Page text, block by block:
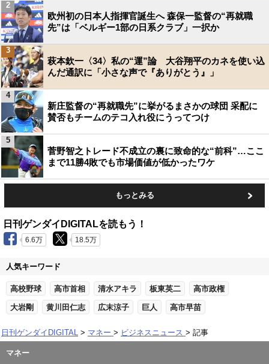
欧州初の日本人指揮官誕生へ 森保一監督の“再就職
先”は「ベルギー1部の日系クラブ」一択か
2
萩本欽一〈34〉私の“運”論 大谷翔平のカネを使い込
んだ通訳に「小さな声で『ありがとう』」
3
新庄監督の“再就職先”に挙がるまさかの球団 采配に
賛否もチームのテコ入れ役にうってつけ
4
菅野智之トレード不成立の裏に致命的な“前科”…ここ
まで11勝4敗でも市場価値が低かったワケ
5
もっとみる
日刊ゲンダイDIGITALを読もう！
6.6万 18.5万
人気キーワード
高校野球 高市首相 清水アキラ 板東英二 高市政権
大岩剛 黄川田仁志 広末涼子 巨人 高市早苗
日刊ゲンダイDIGITAL マネー ビジネスニュース 記事
マネー